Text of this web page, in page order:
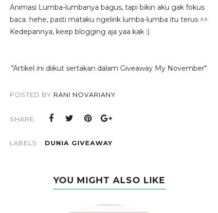
Animasi Lumba-lumbanya bagus, tapi bikin aku gak fokus
baca. hehe, pasti mataku ngelirik lumba-lumba itu terus ^^
Kedepannya, keep blogging aja yaa kak :)
"Artikel ini diikut sertakan dalam Giveaway My November"
POSTED BY RANI NOVARIANY
SHARE:
LABELS: DUNIA GIVEAWAY
YOU MIGHT ALSO LIKE